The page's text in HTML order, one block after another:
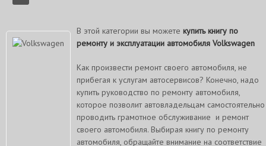
В этой категории вы можете купить книгу по
ремонту и эксплуатации автомобиля Volkswagen
Как произвести ремонт своего автомобиля, не
прибегая к услугам автосервисов? Конечно, надо
купить руководство по ремонту автомобиля,
которое позволит автовладельцам самостоятельно
проводить грамотное обслуживание и ремонт
своего автомобиля. Выбирая книгу по ремонту
автомобиля, обращайте внимание на соответствие